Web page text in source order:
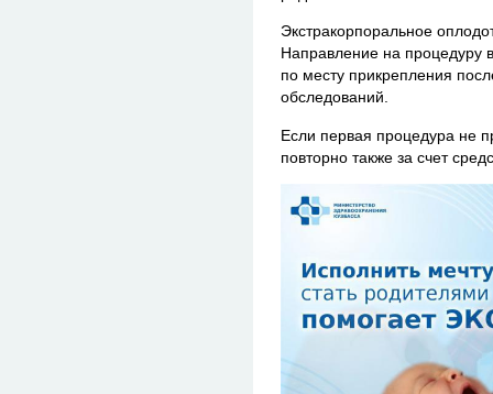
Экстракорпоральное
Направление на процедуру
по месту прикрепления
обследований.
Если первая процедура не
повторно также за счет